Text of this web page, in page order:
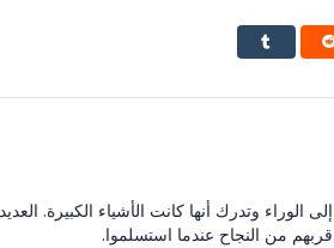
الوراء وتدرك أنها كانت الأشياء الكبيرة. العديد
من النجاح عندما استسلموا.